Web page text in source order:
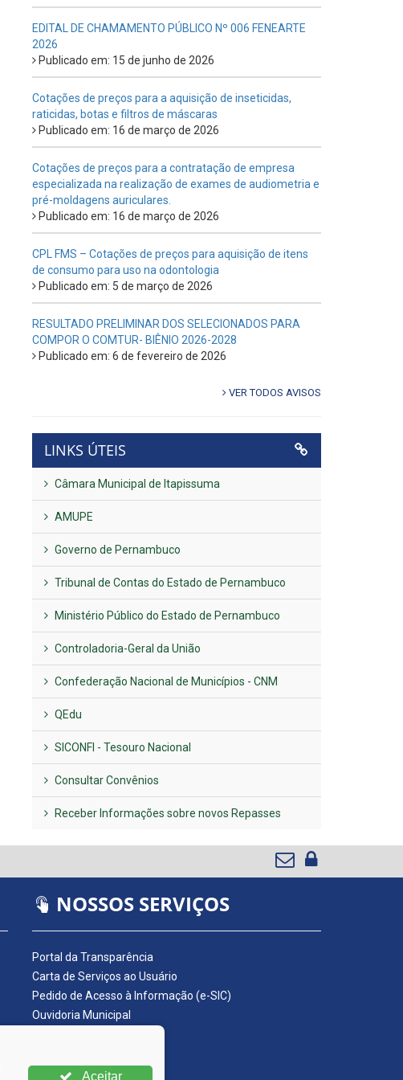
EDITAL DE CHAMAMENTO PÚBLICO Nº 006 FENEARTE
2026
Publicado em: 15 de junho de 2026
Cotações de preços para a aquisição de inseticidas,
raticidas, botas e filtros de máscaras
Publicado em: 16 de março de 2026
Cotações de preços para a contratação de empresa
especializada na realização de exames de audiometria e
pré-moldagens auriculares.
Publicado em: 16 de março de 2026
CPL FMS – Cotações de preços para aquisição de itens
de consumo para uso na odontologia
Publicado em: 5 de março de 2026
RESULTADO PRELIMINAR DOS SELECIONADOS PARA
COMPOR O COMTUR- BIÊNIO 2026-2028
Publicado em: 6 de fevereiro de 2026
VER TODOS AVISOS
LINKS ÚTEIS
Câmara Municipal de Itapissuma
AMUPE
Governo de Pernambuco
Tribunal de Contas do Estado de Pernambuco
Ministério Público do Estado de Pernambuco
Controladoria-Geral da União
Confederação Nacional de Municípios - CNM
QEdu
SICONFI - Tesouro Nacional
Consultar Convênios
Receber Informações sobre novos Repasses
NOSSOS SERVIÇOS
Portal da Transparência
Carta de Serviços ao Usuário
Pedido de Acesso à Informação (e-SIC)
Ouvidoria Municipal
Nota Fiscal Eletrônica
Aceitar